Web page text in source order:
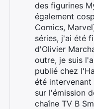
des figurines
également
Comics,
séries, j'ai été
d'Olivier
outre, je suis
publié chez
été
sur l'émission
chaîne TV B